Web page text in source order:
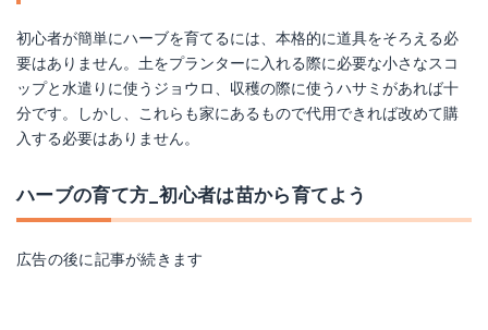
初心者が簡単にハーブを育てるには、本格的に道具をそろえる必
要はありません。土をプランターに入れる際に必要な小さなスコ
ップと水遣りに使うジョウロ、収穫の際に使うハサミがあれば十
分です。しかし、これらも家にあるもので代用できれば改めて購
入する必要はありません。
ハーブの育て方_初心者は苗から育てよう
広告の後に記事が続きます